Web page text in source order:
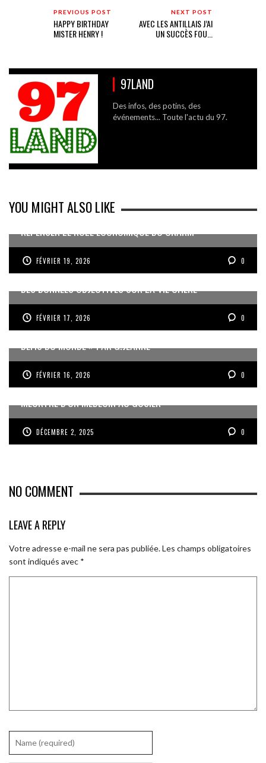
PREVIOUS POST
HAPPY BIRTHDAY
MISTER HENRY !
NEXT POST
AVEC LES ANTILLAIS J’AI
UN SUCCÈS FOU...
97LAND
Des infos, des potins, des
événements... Toute l'actu du 97.
YOU MIGHT ALSO LIKE
REPENSER LE RÔLE ÉCONOMIQUE DU CNARM
FÉVRIER 19, 2026 0
DES DONNÉES OBJECTIVES SUR LA VIE CHÈRE
FÉVRIER 17, 2026 0
« UN GOSIER FIER, FORT ET RESPONSABLE FACE AUX
DÉFIS DU MONDE » PAR G.JEANNE
FÉVRIER 16, 2026 0
MEURTRE D’UN MÉDECIN AU GOSIER
DÉCEMBRE 2, 2025 0
NO COMMENT
LEAVE A REPLY
Votre adresse e-mail ne sera pas publiée.Les champs obligatoires
sont indiqués avec *